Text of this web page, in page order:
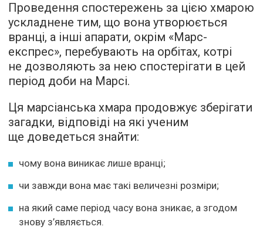
Проведення спостережень за цією хмарою
ускладнене тим, що вона утворюється
вранці, а інші апарати, окрім «Марс-
експрес», перебувають на орбітах, котрі
не дозволяють за нею спостерігати в цей
період доби на Марсі.
Ця марсіанська хмара продовжує зберігати
загадки, відповіді на які ученим
ще доведеться знайти:
чому вона виникає лише вранці;
чи завжди вона має такі величезні розміри;
на який саме період часу вона зникає, а згодом
знову з’являється.